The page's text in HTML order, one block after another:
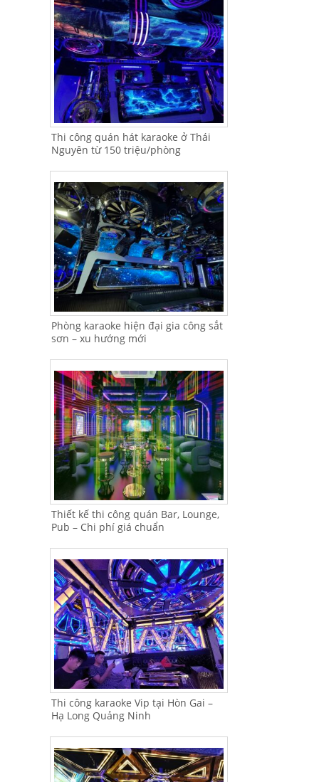
Thi công quán hát karaoke ở Thái
Nguyên từ 150 triệu/phòng
Phòng karaoke hiện đại gia công sắt
sơn – xu hướng mới
Thiết kế thi công quán Bar, Lounge,
Pub – Chi phí giá chuẩn
Thi công karaoke Vip tại Hòn Gai –
Hạ Long Quảng Ninh